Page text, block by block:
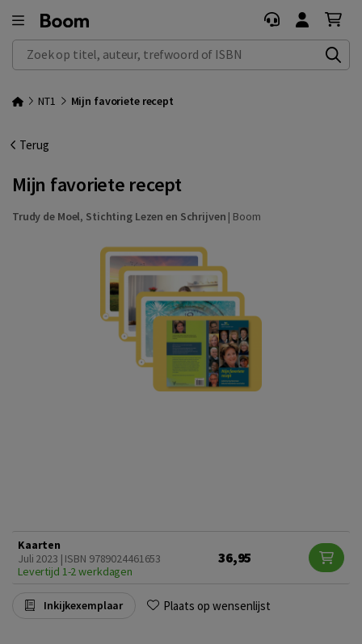
Zoek op titel, auteur, trefwoord of ISBN
NT1 Mijn favoriete recept
Terug
Mijn favoriete recept
Trudy de Moel, Stichting Lezen en Schrijven | Boom
Kaarten
Juli 2023 | ISBN 9789024461653
Levertijd 1-2 werkdagen
36,95
Inkijkexemplaar Plaats op wensenlijst